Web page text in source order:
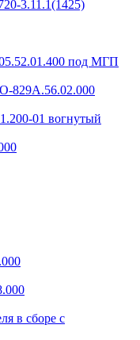
3.11.1(1425)
под МГП
829А.56.02.000
01 вогнутый
в сборе с